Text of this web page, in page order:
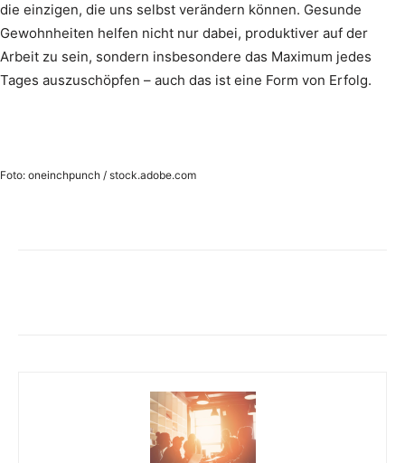
die einzigen, die uns selbst verändern können. Gesunde
Gewohnheiten helfen nicht nur dabei, produktiver auf der
Arbeit zu sein, sondern insbesondere das Maximum jedes
Tages auszuschöpfen – auch das ist eine Form von Erfolg.
Foto: oneinchpunch / stock.adobe.com